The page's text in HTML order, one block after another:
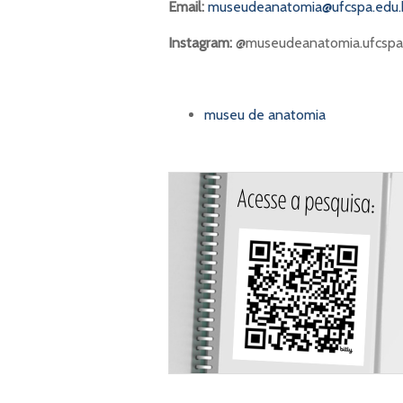
Email:
Instagram: @museudeanatomia.ufcspa
museu de anatomia